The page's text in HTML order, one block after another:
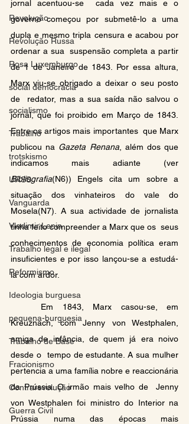
Revolução
Revolução Russa
Rosa Luxemburgo
social democracia
socialismo
Trabalho
trotskismo
URSS
Vanguarda
Vladimir Lenin
Trabalho legal e ilegal
Reformismo
Ideologia burguesa
pequena-burguesia
Trabalho de Base
Fracionismo
Contrarevolução
Guerra Civil
jornal acentuou-se  cada vez mais e o
governo começou por submetê-lo a uma
dupla e mesmo tripla censura e acabou por
ordenar a sua  suspensão completa a partir
de 1 de Janeiro de 1843. Por essa altura,
Marx viu-se obrigado a deixar o seu posto
de  redator, mas a sua saída não salvou o
jornal, que foi proibido em Março de 1843.
Entre os artigos mais importantes  que Marx
publicou na Gazeta Renana, além dos que
Bibliografia(N6)) Engels cita um sobre a
situação dos vinhateiros do vale do
Mosela(N7). A sua actividade de jornalista
tinha feito compreender a Marx que os  seus
conhecimentos de economia política eram
insuficientes e por isso lançou-se a estudá-
la com ardor.
Kreuznach, com Jenny von Westphalen,
amiga de infância, de quem já era noivo
desde o  tempo de estudante. A sua mulher
pertencia a uma família nobre e reaccionária
da Prússia. O irmão mais velho de  Jenny
von Westphalen foi ministro do Interior na
Prússia numa das épocas mais